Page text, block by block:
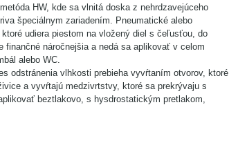
HW, kde sa vlnitá doska z nehrdzavejúceho
špeciálnym zariadením. Pneumatické alebo
udiera piestom na vložený diel s čeľusťou, do
náročnejšia a nedá sa aplikovať v celom
alebo WC.
odstránenia vlhkosti prebieha vyvŕtaním otvorov, ktoré
a vyvŕtajú medzivrtstvy, ktoré sa prekrývaju s
beztlakovo, s hysdrostatickým pretlakom,